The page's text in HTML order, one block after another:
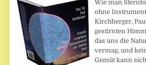
Wie man
ohne
Kirchberger,
gestirnten
das uns die
vermag, und
Gemüt kann